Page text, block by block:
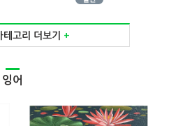
고리 더보기 +
잉어